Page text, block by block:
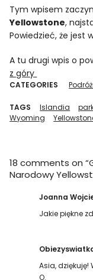
Tym wpisem
Yellowstone,
Powiedzieć, że jest
A tu drugi wpis o
z góry
CATEGORIES
TAGS Islandia
Wyoming
18 comments on “
Narodowy
Joanna
Jakie piękne
Asia,
O.